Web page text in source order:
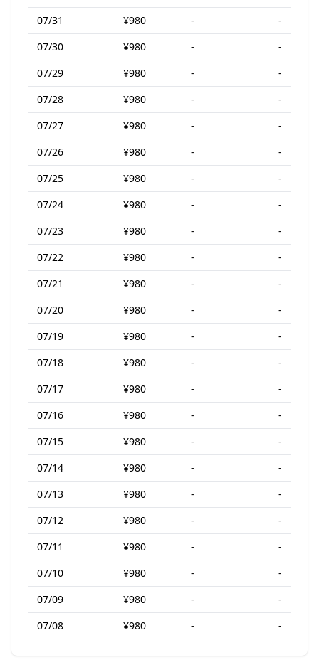
07/31
¥980 -
-
07/30
¥980 -
-
07/29
¥980 -
-
07/28
¥980 -
-
07/27
¥980 -
-
07/26
¥980 -
-
07/25
¥980 -
-
07/24
¥980 -
-
07/23
¥980 -
-
07/22
¥980 -
-
07/21
¥980 -
-
07/20
¥980 -
-
07/19
¥980 -
-
07/18
¥980 -
-
07/17
¥980 -
-
07/16
¥980 -
-
07/15
¥980 -
-
07/14
¥980 -
-
07/13
¥980 -
-
07/12
¥980 -
-
07/11
¥980 -
-
07/10
¥980 -
-
07/09
¥980 -
-
07/08
¥980 - -